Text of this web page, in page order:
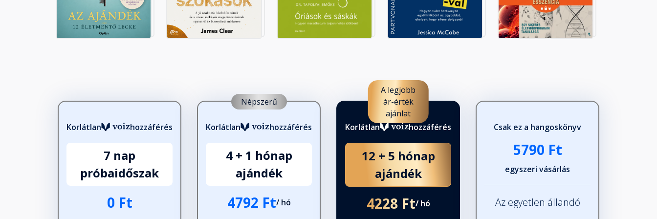
Korlátlan hozzáférés
7 nap
próbaidőszak
0 Ft
Népszerű
Korlátlan hozzáférés
4 + 1 hónap
ajándék
4792 Ft/ hó
A legjobb
ár-érték
ajánlat
Korlátlan
hozzáférés
12 + 5 hónap
ajándék
4228 Ft/ hó
Csak ez a hangoskönyv
5790 Ft
egyszeri vásárlás
Az egyetlen állandó